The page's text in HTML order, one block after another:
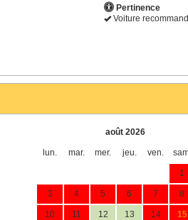
Pertinence
Voiture
août 2026
lun. mar. mer. jeu. ven.
1
3 4 5 6 7 8
10 11 12 13 14 15